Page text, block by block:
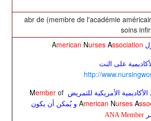
abr de (membre de l'académie
soins
American Nurses Association
على النت
http://
الأمريكية للتمريض Memberof
American Nurses A
و يُمكن أن يكون
ANA Member